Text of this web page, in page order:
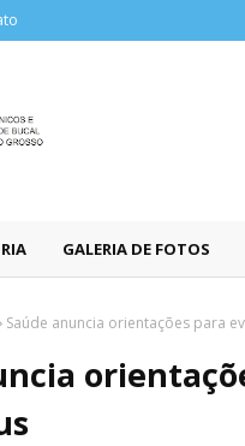
GALERIA DE FOTOS
Saúde anuncia orientações para